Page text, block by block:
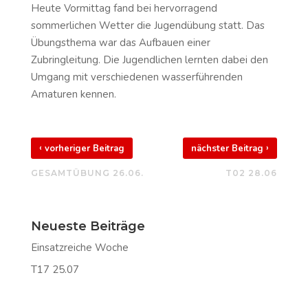
Heute Vormittag fand bei hervorragend
sommerlichen Wetter die Jugendübung statt. Das
Übungsthema war das Aufbauen einer
Zubringleitung. Die Jugendlichen lernten dabei den
Umgang mit verschiedenen wasserführenden
Amaturen kennen.
‹ vorheriger Beitrag
GESAMTÜBUNG 26.06.
nächster Beitrag›
T02 28.06
Neueste Beiträge
Einsatzreiche Woche
T17 25.07